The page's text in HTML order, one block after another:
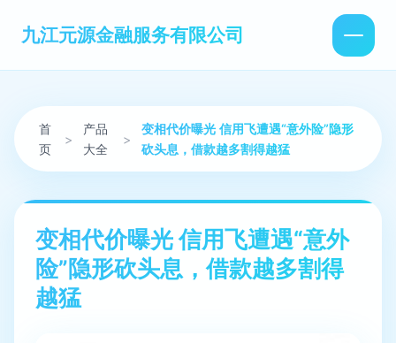
九江元源金融服务有限公司
首
页
>
产品
大全
>
变相代价曝光 信用飞遭遇“意外险”隐形
砍头息，借款越多割得越猛
变相代价曝光 信用飞遭遇“意外
险”隐形砍头息，借款越多割得
越猛